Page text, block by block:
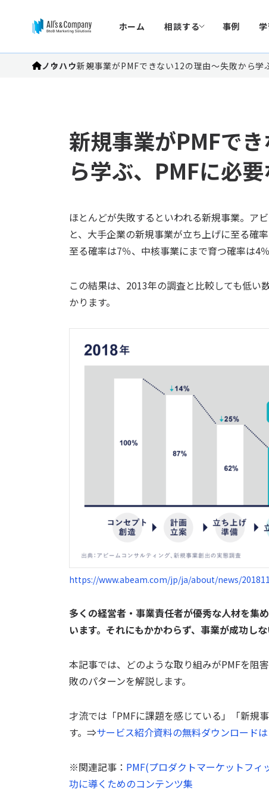
ホーム 相談する 事例
ノウハウ新規事業がPMFできない12の理由～失敗から
新規事業がPMFで
ら学ぶ、PMFに必
ほとんどが失敗するといわれる新規事業。ア
と、大手企業の新規事業が立ち上げに至る確
至る確率は7％、中核事業にまで育つ確率は4
この結果は、2013年の調査と比較しても低
かります。
https://www.abeam.com/jp/ja/about/news/
多くの経営者・事業責任者が優秀な人材を集
います。それにもかかわらず、事業が成功し
本記事では、どのような取り組みがPMFを阻
敗のパターンを解説します。
才流では「PMFに課題を感じている」「新規
す。⇒サービス紹介資料の無料ダウンロード
※関連記事： PMF(プロダクトマーケットフ
功に導くためのコンテンツ集